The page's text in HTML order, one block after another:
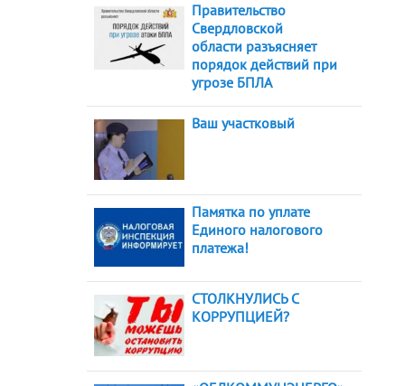
Правительство
Свердловской
области разъясняет
порядок действий при
угрозе БПЛА
Ваш участковый
Памятка по уплате
Единого налогового
платежа!
СТОЛКНУЛИСЬ С
КОРРУПЦИЕЙ?